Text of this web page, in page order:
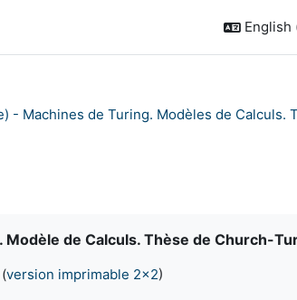
English
- Machines de Turing. Modèles de Calculs.
. Modèle de Calculs. Thèse de Church-
(version imprimable 2x2)